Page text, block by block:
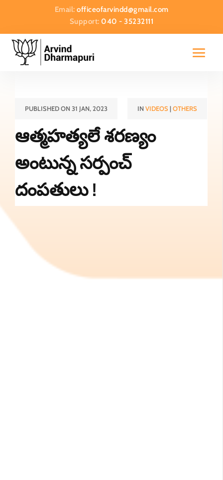
Email: officeofarvindd@gmail.com
Support:040 - 35232111
PUBLISHED ON 31 JAN, 2023 IN VIDEOS|OTHERS
ఆత్మహత్యలే శరణ్యం
అంటున్న సర్పంచ్
దంపతులు !